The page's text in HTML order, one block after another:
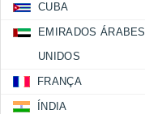
CUBA
EMIRADOS ÁRABES
UNIDOS
FRANÇA
ÍNDIA